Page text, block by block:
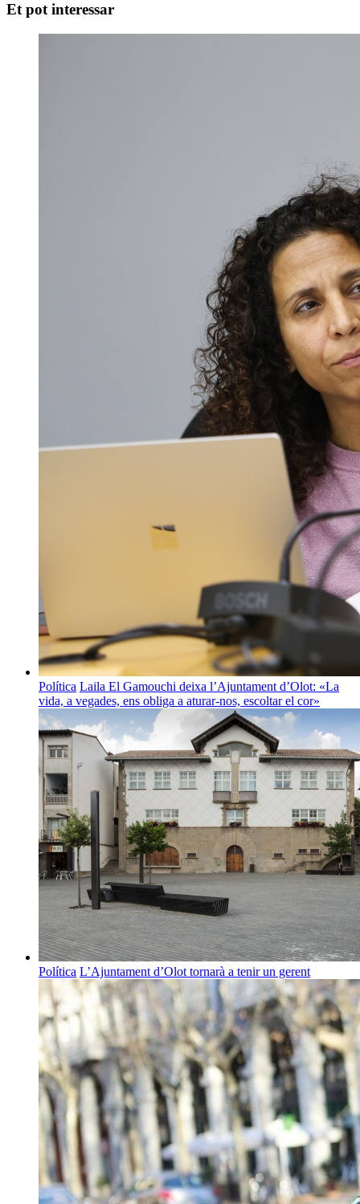
Et pot interessar
Política Laila El Gamouchi deixa l’Ajuntament d’Olot: «La
vida, a vegades, ens obliga a aturar-nos, escoltar el cor»
Política L’Ajuntament d’Olot tornarà a tenir un gerent